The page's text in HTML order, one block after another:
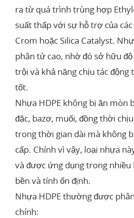
ra từ quá trình trùng hợp
suất thấp với sự hỗ trợ của
Crom hoặc Silica Catalyst.
phân tử cao, nhờ đó sở hữu
trội và khả năng chịu tác
tốt.
Nhựa HDPE không bị ăn mòn
đặc, bazơ, muối, đồng thời
trong thời gian dài mà không
cấp. Chính vì vậy, loại nhựa
và được ứng dụng trong nhiều
bền và tính ổn định.
Nhựa HDPE thường được
chính: